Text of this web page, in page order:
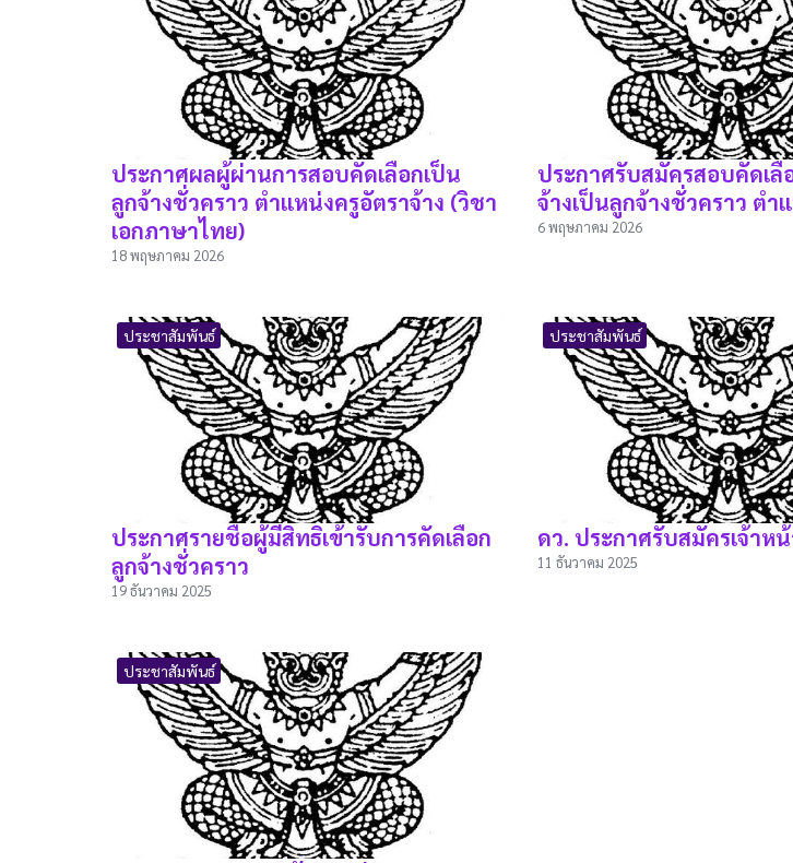
ประกาศผลผู้ผ่านการสอบคัดเลือกเป็น
ลูกจ้างชั่วคราว ตำแหน่งครูอัตราจ้าง (วิชา
เอกภาษาไทย)
18 พฤษภาคม 2026
ประกาศรับสมัครสอบคัดเลื
จ้างเป็นลูกจ้างชั่วคราว ตำ
6 พฤษภาคม 2026
ประชาสัมพันธ์
ประกาศรายชื่อผู้มีสิทธิเข้ารับการคัดเลือก
ลูกจ้างชั่วคราว
19 ธันวาคม 2025
ประชาสัมพันธ์
ดว. ประกาศรับสมัครเจ้าห
11 ธันวาคม 2025
ประชาสัมพันธ์